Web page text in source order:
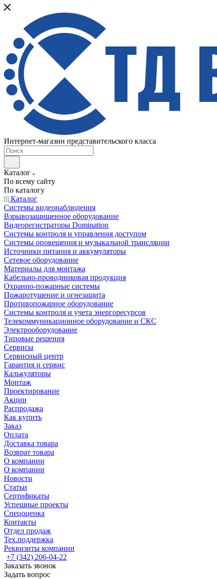
Интернет-магазин представительского класса
Каталог
По всему сайту
По каталогу
Каталог
Системы видеонаблюдения
Взрывозащищенное оборудование
Видеорегистраторы Domination
Системы контроля и управления доступом
Системы оповещения и музыкальной трансляции
Источники питания и аккумуляторы
Сетевое оборудование
Материалы для монтажа
Кабельно-проводниковая продукция
Охранно-пожарные системы
Пожаротушение и огнезащита
Противопожарное оборудование
Системы контроля и учета энергоресурсов
Телекоммуникационное оборудование и СКС
Электрооборудование
Типовые решения
Сервисы
Сервисный центр
Гарантия и сервис
Калькуляторы
Монтаж
Проектирование
Акции
Распродажа
Как купить
Заказ
Оплата
Доставка товара
Возврат товара
О компании
О компании
Новости
Статьи
Сертификаты
Успешные проекты
Спецоценка
Контакты
Отдел продаж
Тех.поддержка
Реквизиты компании
+7 (342) 206-04-22
Заказать звонок
Задать вопрос